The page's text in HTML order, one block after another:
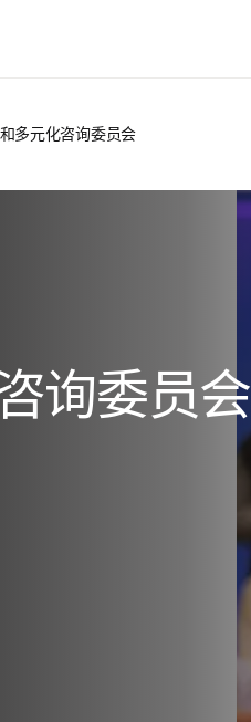
多元化咨询委员会
询委员会